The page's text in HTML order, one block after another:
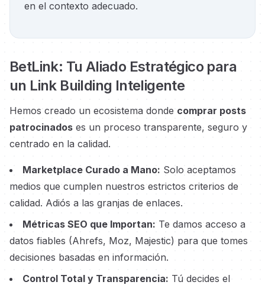
en el contexto adecuado.
BetLink: Tu Aliado Estratégico para
un Link Building Inteligente
Hemos creado un ecosistema donde comprar posts
patrocinados es un proceso transparente, seguro y
centrado en la calidad.
Marketplace Curado a Mano: Solo aceptamos
medios que cumplen nuestros estrictos criterios de
calidad. Adiós a las granjas de enlaces.
Métricas SEO que Importan: Te damos acceso a
datos fiables (Ahrefs, Moz, Majestic) para que tomes
decisiones basadas en información.
Control Total y Transparencia: Tú decides el